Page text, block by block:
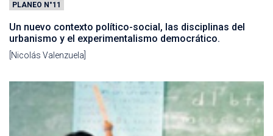
PLANEO N°11
Un nuevo contexto político-social, las disciplinas del
urbanismo y el experimentalismo democrático.
[Nicolás Valenzuela]